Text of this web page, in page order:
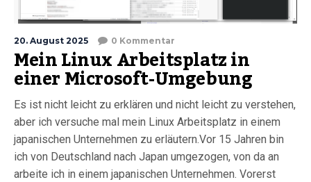
20. August 2025 0 Kommentar
Mein Linux Arbeitsplatz in
einer Microsoft-Umgebung
Es ist nicht leicht zu erklären und nicht leicht zu verstehen,
aber ich versuche mal mein Linux Arbeitsplatz in einem
japanischen Unternehmen zu erläutern.Vor 15 Jahren bin
ich von Deutschland nach Japan umgezogen, von da an
arbeite ich in einem japanischen Unternehmen. Vorerst